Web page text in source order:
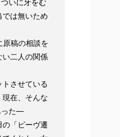
いに牙をむ
は無いため
原稿の相談を
二人の関係
させている
在、そんな
った―
「ピーヴ遷